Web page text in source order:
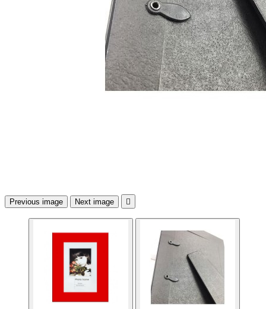
Previous image Next image 